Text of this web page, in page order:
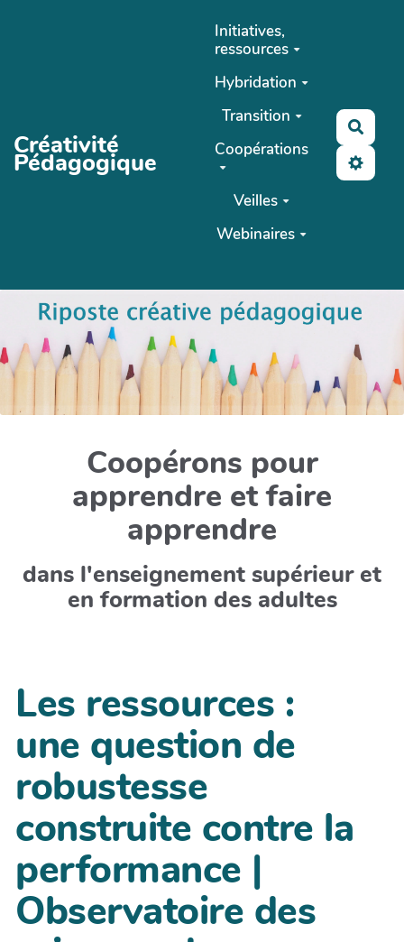
Créativité
Pédagogique
Initiatives,
ressources
Hybridation
Transition
Coopérations
Veilles
Webinaires
Coopérons pour
apprendre et faire
apprendre
dans l'enseignement supérieur et
en formation des adultes
Les ressources :
une question de
robustesse
construite contre la
performance |
Observatoire des